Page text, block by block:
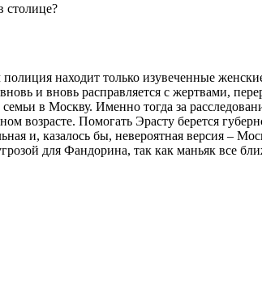
столице?
находит только изувеченные
и вновь расправляется с жертвами,
семьи в Москву. Именно тогда за
возрасте. Помогать Эрасту берется
и, казалось бы, невероятная версия –
для Фандорина, так как маньяк все